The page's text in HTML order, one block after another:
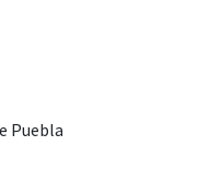
Puebla